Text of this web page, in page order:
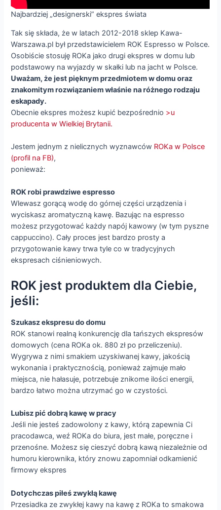
Najbardziej „designerski” ekspres świata
Tak się składa, że w latach 2012-2018 sklep Kawa-
Warszawa.pl był przedstawicielem ROK Espresso w Polsce.
Osobiście stosuję ROKa jako drugi ekspres w domu lub
podstawowy na wyjazdy w skałki lub na jacht w Polsce.
Uważam, że jest pięknym przedmiotem w domu oraz
znakomitym rozwiązaniem właśnie na różnego rodzaju
eskapady.
Obecnie ekspres możesz kupić bezpośrednio >u
producenta w Wielkiej Brytanii.
Jestem jednym z nielicznych wyznawców ROKa w Polsce
(profil na FB),
ponieważ:
ROK robi prawdziwe espresso
Wlewasz gorącą wodę do górnej części urządzenia i
wyciskasz aromatyczną kawę. Bazując na espresso
możesz przygotować każdy napój kawowy (w tym pyszne
cappuccino). Cały proces jest bardzo prosty a
przygotowanie kawy trwa tyle co w tradycyjnych
ekspresach ciśnieniowych.
ROK jest produktem dla Ciebie,
jeśli:
Szukasz ekspresu do domu
ROK stanowi realną konkurencję dla tańszych ekspresów
domowych (cena ROKa ok. 880 zł po przeliczeniu).
Wygrywa z nimi smakiem uzyskiwanej kawy, jakością
wykonania i praktycznością, ponieważ zajmuje mało
miejsca, nie hałasuje, potrzebuje znikome ilości energii,
bardzo łatwo można utrzymać go w czystości.
Lubisz pić dobrą kawę w pracy
Jeśli nie jesteś zadowolony z kawy, którą zapewnia Ci
pracodawca, weź ROKa do biura, jest małe, poręczne i
przenośne. Możesz się cieszyć dobrą kawą niezależnie od
humoru kierownika, który znowu zapomniał odkamienić
firmowy ekspres
Dotychczas piłeś zwykłą kawę
Przesiadka ze zwykłej kawy na kawę z ROKa to smakowa